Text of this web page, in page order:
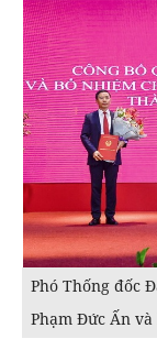
Phó Thống đốc
Phạm Đức Ấn